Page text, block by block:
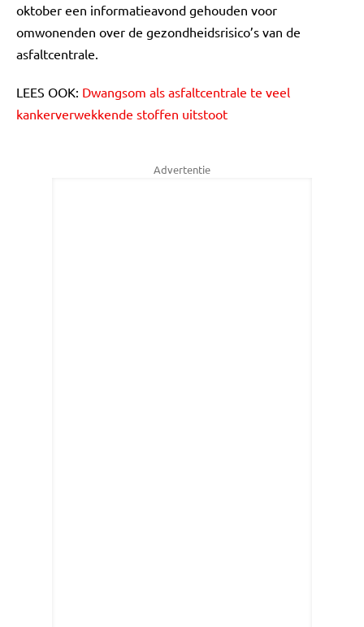
oktober een informatieavond gehouden voor
omwonenden over de gezondheidsrisico’s van de
asfaltcentrale.
LEES OOK: Dwangsom als asfaltcentrale te veel
kankerverwekkende stoffen uitstoot
Advertentie